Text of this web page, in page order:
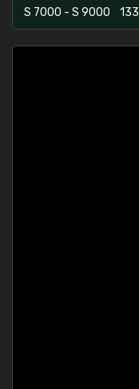
S 7000 - S 9000 133